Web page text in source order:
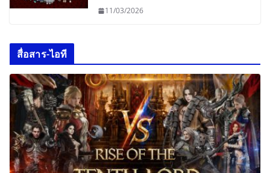
11/03/2026
สื่อสาร-ไอที